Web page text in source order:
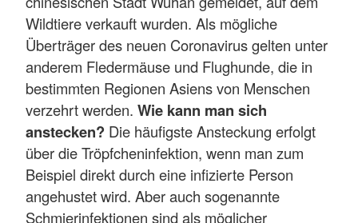
Wildtiere verkauft wurden. Als mögliche
Überträger des neuen Coronavirus gelten unter
anderem Fledermäuse und Flughunde, die in
bestimmten Regionen Asiens von Menschen
verzehrt werden. Wie kann man sich
anstecken? Die häufigste Ansteckung erfolgt
über die Tröpfcheninfektion, wenn man zum
Beispiel direkt durch eine infizierte Person
angehustet wird. Aber auch sogenannte
Schmierinfektionen sind als möglicher